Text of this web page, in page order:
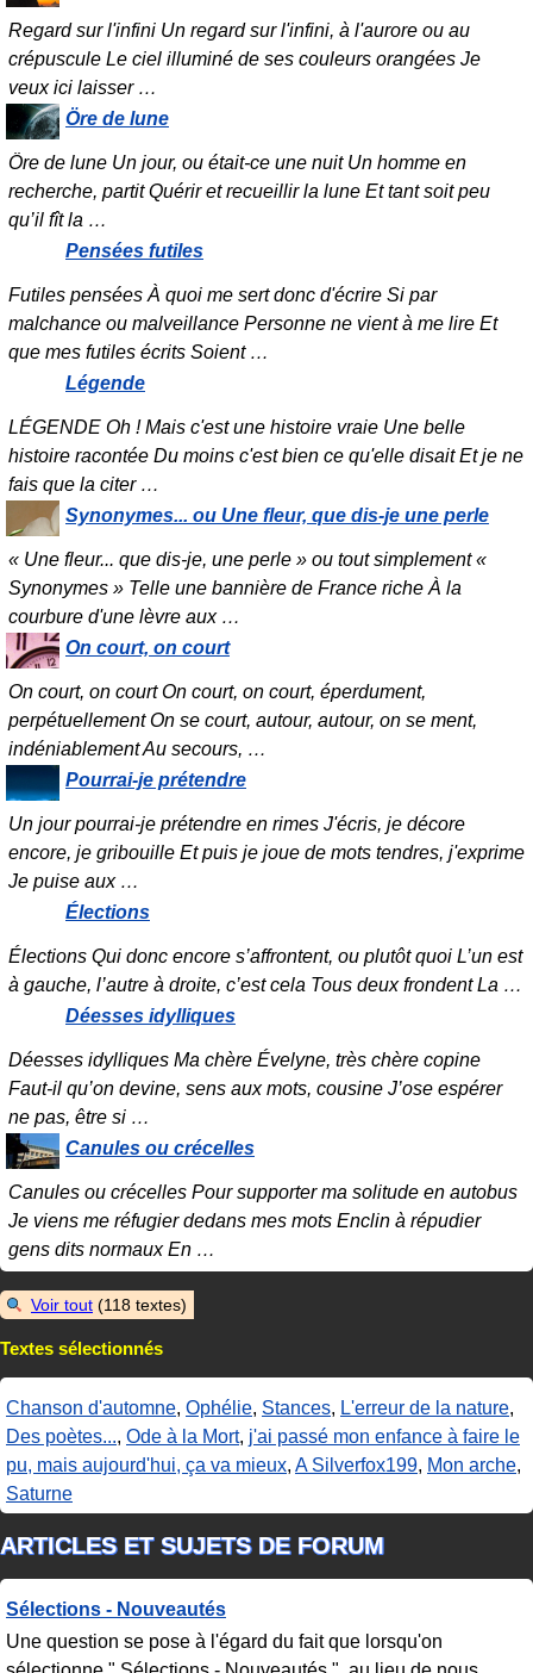
Regard sur l'infini Un regard sur l'infini, à l'aurore ou au
crépuscule Le ciel illuminé de ses couleurs orangées Je
veux ici laisser …
Öre de lune
Öre de lune Un jour, ou était-ce une nuit Un homme en
recherche, partit Quérir et recueillir la lune Et tant soit peu
qu’il fît la …
Pensées futiles
Futiles pensées À quoi me sert donc d'écrire Si par
malchance ou malveillance Personne ne vient à me lire Et
que mes futiles écrits Soient …
Légende
LÉGENDE Oh ! Mais c'est une histoire vraie Une belle
histoire racontée Du moins c'est bien ce qu'elle disait Et je ne
fais que la citer …
Synonymes... ou Une fleur, que dis-je une perle
« Une fleur... que dis-je, une perle » ou tout simplement «
Synonymes » Telle une bannière de France riche À la
courbure d'une lèvre aux …
On court, on court
On court, on court On court, on court, éperdument,
perpétuellement On se court, autour, autour, on se ment,
indéniablement Au secours, …
Pourrai-je prétendre
Un jour pourrai-je prétendre en rimes J'écris, je décore
encore, je gribouille Et puis je joue de mots tendres, j'exprime
Je puise aux …
Élections
Élections Qui donc encore s’affrontent, ou plutôt quoi L’un est
à gauche, l’autre à droite, c’est cela Tous deux frondent La …
Déesses idylliques
Déesses idylliques Ma chère Évelyne, très chère copine
Faut-il qu’on devine, sens aux mots, cousine J’ose espérer
ne pas, être si …
Canules ou crécelles
Canules ou crécelles Pour supporter ma solitude en autobus
Je viens me réfugier dedans mes mots Enclin à répudier
gens dits normaux En …
Voir tout (118 textes)
Textes sélectionnés
Chanson d'automne, Ophélie, Stances, L'erreur de la nature,
Des poètes..., Ode à la Mort, j'ai passé mon enfance à faire le
pu, mais aujourd'hui, ça va mieux, A Silverfox199, Mon arche,
Saturne
ARTICLES ET SUJETS DE FORUM
Sélections - Nouveautés
Une question se pose à l'égard du fait que lorsqu'on